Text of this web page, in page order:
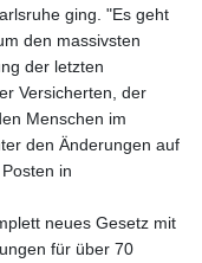
ging. "Es geht
den massivsten
der letzten
Versicherten, der
Menschen im
den Änderungen auf
in
neues Gesetz mit
für über 70